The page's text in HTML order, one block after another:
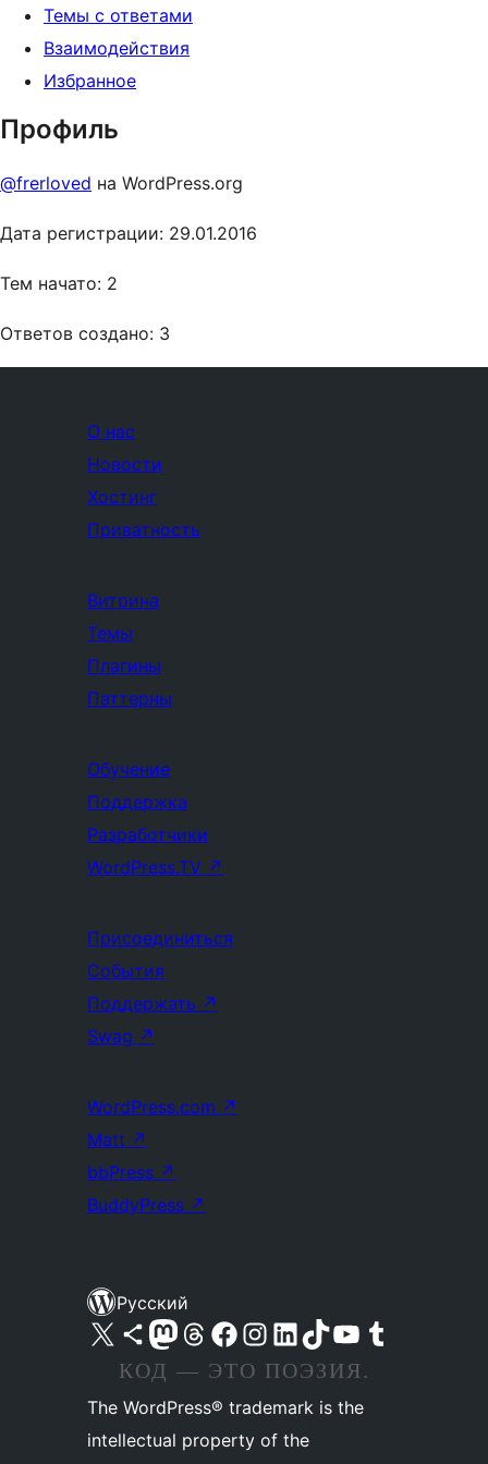
Темы с ответами
Взаимодействия
Избранное
Профиль
@frerloved на WordPress.org
Дата регистрации: 29.01.2016
Тем начато: 2
Ответов создано: 3
О нас
Новости
Хостинг
Приватность
Витрина
Темы
Плагины
Паттерны
Обучение
Поддержка
Разработчики
WordPress.TV ↗
Присоединиться
События
Поддержать ↗
Swag ↗
WordPress.com ↗
Matt ↗
bbPress ↗
BuddyPress ↗
Русский
Посетите нас в X (ранее Twitter)
Посетите нашу учётную запись в Bluesky
Посетите нашу ленту в Mastodon
Посетите нашу учётную запись в Threads
Посетите нашу страницу на Facebook
Посетите наш Instagram
Посетите нашу страницу в LinkedIn
Посетите нашу учётную запись в TikTok
Посетите наш канал YouTube
Посетите нашу учётную запись в Tumblr
КОД — ЭТО ПОЭЗИЯ.
The WordPress® trademark is the
intellectual property of the